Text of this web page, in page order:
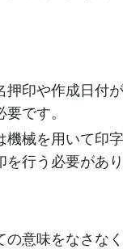
印や作成日付
です。
械を用いて印
行う必要があり
意味をなさなく